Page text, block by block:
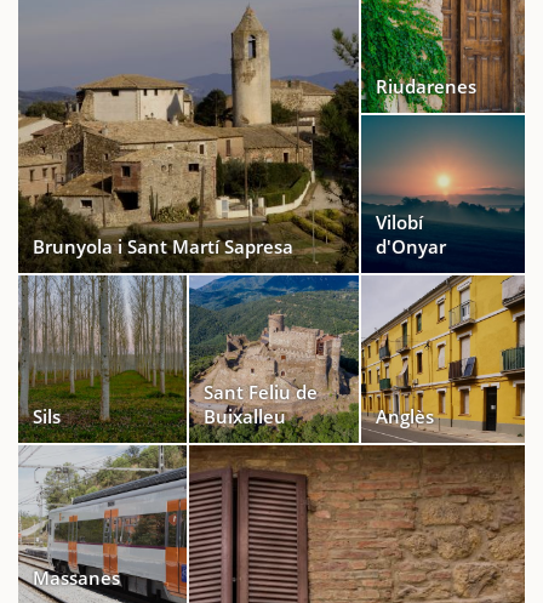
Brunyola i Sant Martí Sapresa
Riudarenes
Vilobí
d'Onyar
Sils
Sant Feliu de
Buixalleu
Anglès
Massanes